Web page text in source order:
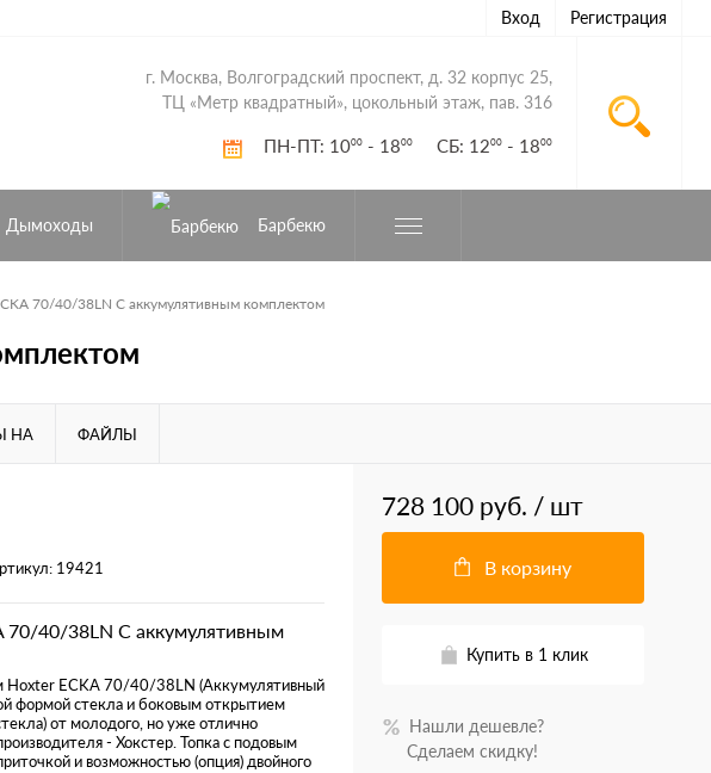
Вход Регистрация
г. Москва, Волгоградский проспект, д. 32 корпус 25,
ТЦ «Метр квадратный», цокольный этаж, пав. 316
ПН-ПТ: 1000 - 1800 СБ: 1200 - 1800
Дымоходы Барбекю
70/40/38LN С аккумулятивным комплектом
НА ФАЙЛЫ
19421
70/40/38LN С аккумулятивным
Hoxter ECKA 70/40/38LN (Аккумулятивный
формой стекла и боковым открытием
от молодого, но уже отлично
- Хокстер. Топка с подовым
и возможностью (опция) двойного
728 100 руб. / шт
В корзину
Купить в 1 клик
Нашли дешевле?
Сделаем скидку!